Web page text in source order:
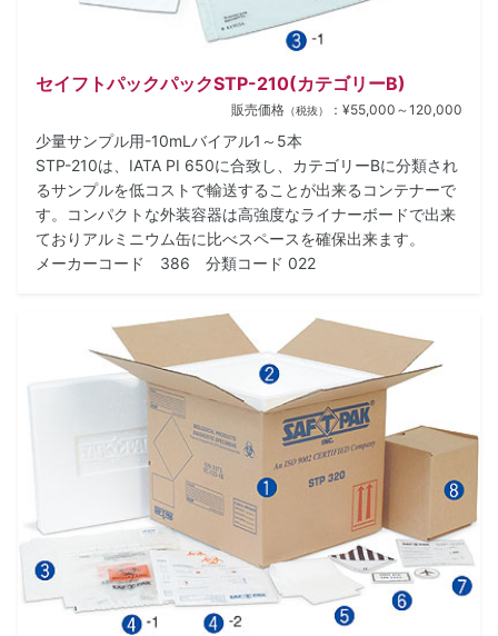
セイフトパックパックSTP-210(カテゴリーB)
販売価格 （税抜） ：¥55,000～120,000
少量サンプル用-10mLバイアル1～5本
STP-210は、IATA PI 650に合致し、カテゴリーBに分類され
るサンプルを低コストで輸送することが出来るコンテナーで
す。コンパクトな外装容器は高強度なライナーボードで出来
ておりアルミニウム缶に比べスペースを確保出来ます。
メーカーコード 386 分類コード 022